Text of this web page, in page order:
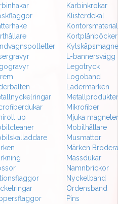
Karbinkrokar
Klisterdekal
Kontorsmaterial
Kortplånböcker
L-bannersvägg
Legotryck
Logoband
Lädermärken
Metallprodukter
Mikrofiber
up
Mjuka magneter
Mobilhållare
Musmattor
Märken
Mässdukar
Namnbrickor
Nyckelband
Ordensband
Pins